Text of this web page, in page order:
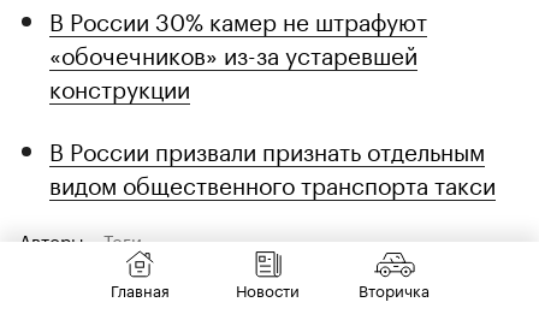
В России 30% камер не штрафуют
«обочечников» из-за устаревшей
конструкции
В России призвали признать отдельным
видом общественного транспорта такси
Авторы Теги
Главная Новости Вторичка